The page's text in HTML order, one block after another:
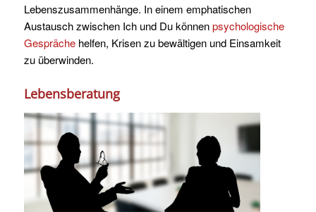
Lebenszusammenhänge. In einem emphatischen
Austausch zwischen Ich und Du könnenpsychologische
Gesprächehelfen, Krisen zu bewältigen und Einsamkeit
zu überwinden.
Lebensberatung